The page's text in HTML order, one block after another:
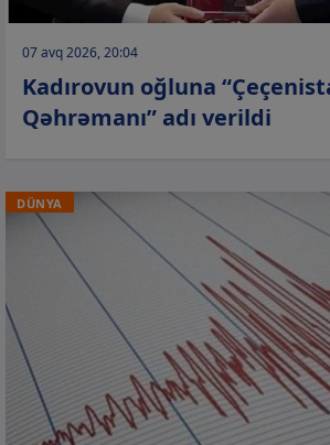
07 avq 2026, 20:04
Kadırovun oğluna
Qəhrəmanı” adı verildi
DÜNYA